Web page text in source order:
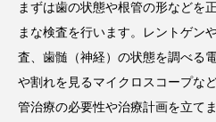
まずは歯の状態や根管の形などを
まな検査を行います。レントゲン
査、歯髄（神経）の状態を調べる
や割れを見るマイクロスコープな
管治療の必要性や治療計画を立て